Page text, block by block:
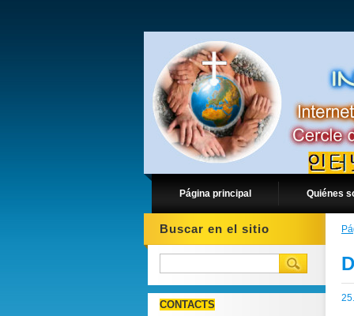
Página principal Quiénes
Buscar en el sitio
CONTACTS